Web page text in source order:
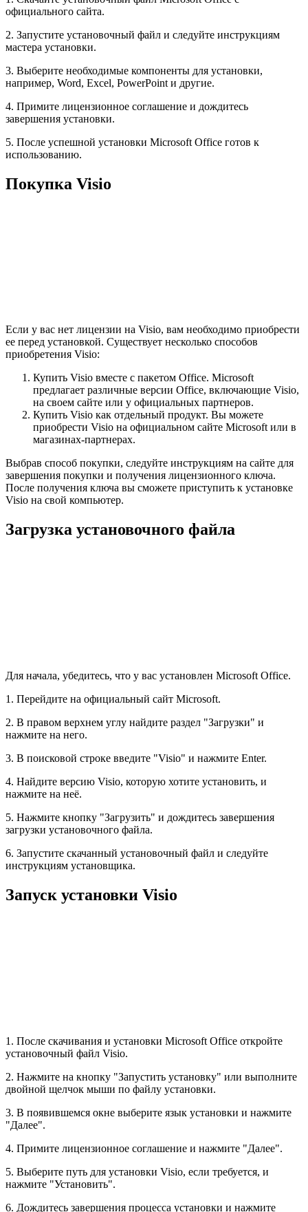
официального сайта.
2. Запустите установочный файл и следуйте инструкциям
мастера установки.
3. Выберите необходимые компоненты для установки,
например, Word, Excel, PowerPoint и другие.
4. Примите лицензионное соглашение и дождитесь
завершения установки.
5. После успешной установки Microsoft Office готов к
использованию.
Покупка Visio
Если у вас нет лицензии на Visio, вам необходимо приобрести
ее перед установкой. Существует несколько способов
приобретения Visio:
Купить Visio вместе с пакетом Office. Microsoft
предлагает различные версии Office, включающие Visio,
на своем сайте или у официальных партнеров.
Купить Visio как отдельный продукт. Вы можете
приобрести Visio на официальном сайте Microsoft или в
магазинах-партнерах.
Выбрав способ покупки, следуйте инструкциям на сайте для
завершения покупки и получения лицензионного ключа.
После получения ключа вы сможете приступить к установке
Visio на свой компьютер.
Загрузка установочного файла
Для начала, убедитесь, что у вас установлен Microsoft Office.
1. Перейдите на официальный сайт Microsoft.
2. В правом верхнем углу найдите раздел "Загрузки" и
нажмите на него.
3. В поисковой строке введите "Visio" и нажмите Enter.
4. Найдите версию Visio, которую хотите установить, и
нажмите на неё.
5. Нажмите кнопку "Загрузить" и дождитесь завершения
загрузки установочного файла.
6. Запустите скачанный установочный файл и следуйте
инструкциям установщика.
Запуск установки Visio
1. После скачивания и установки Microsoft Office откройте
установочный файл Visio.
2. Нажмите на кнопку "Запустить установку" или выполните
двойной щелчок мыши по файлу установки.
3. В появившемся окне выберите язык установки и нажмите
"Далее".
4. Примите лицензионное соглашение и нажмите "Далее".
5. Выберите путь для установки Visio, если требуется, и
нажмите "Установить".
6. Дождитесь завершения процесса установки и нажмите